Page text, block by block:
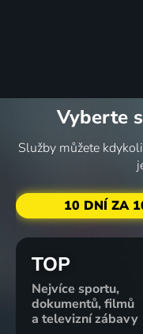
Vyberte
Služby můžete
10 DNÍ ZA
TOP
Nejvíce sportu,
dokumentů, filmů
a televizní zábavy